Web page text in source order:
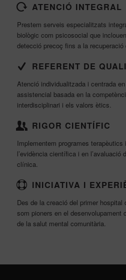
ATENCIÓ INTEGRAL
Prestem serveis especialitzats
biològic com psicosocial que
detecció precoç fins a la
REFERENT DE
Atenció individualitzada i centrada
assistencial basada en la
interdisciplinari i els valors ètics.
RIGOR CIENTÍFIC
Implementem programes
l’evidència científica i en l’avaluació
clínica.
INICIATIVA I
Des de la creació del primer hospital
som pioners en el desenvolupament
de la salut mental comunitària.